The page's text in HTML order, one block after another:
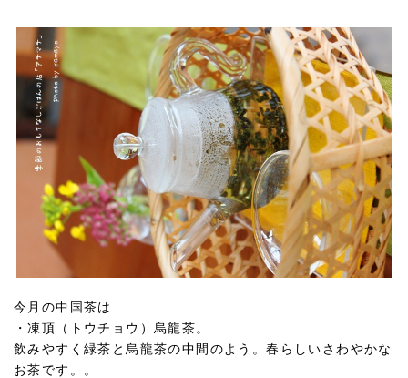
今月の中国茶は
・凍頂（トウチョウ）烏龍茶。
飲みやすく緑茶と烏龍茶の中間のよう。春らしいさわやかな
お茶です。。